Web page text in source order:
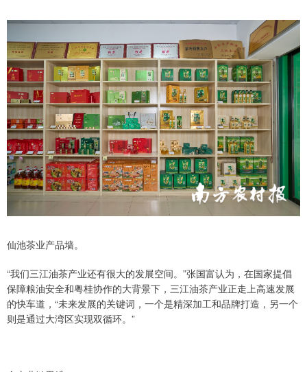
仙池茶业产品墙。
“我们三江油茶产业还有很大的发展空间。”张国富认为，在国家提倡
保障粮油安全和粤桂协作的大背景下，三江油茶产业正走上高速发展
的快车道，“未来发展的关键词，一个是精深加工和品牌打造，另一个
则是通过大湾区实现双循环。”